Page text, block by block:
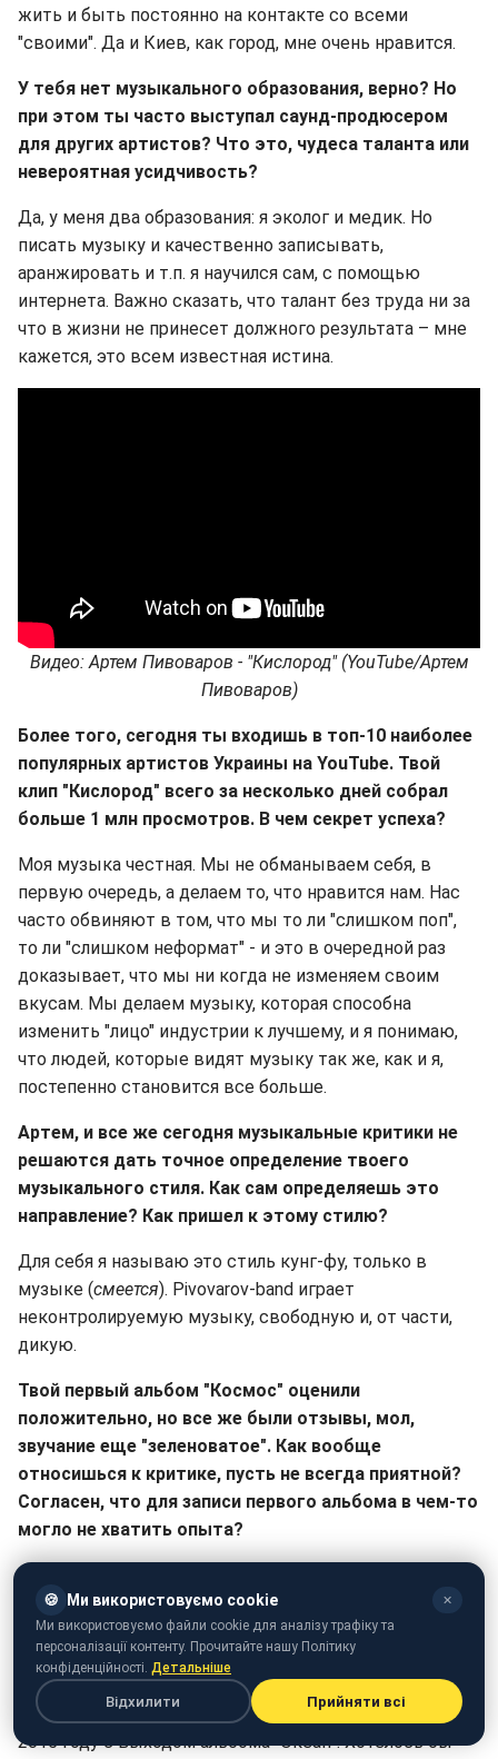
жить и быть постоянно на контакте со всеми
"своими". Да и Киев, как город, мне очень нравится.
У тебя нет музыкального образования, верно? Но
при этом ты часто выступал саунд-продюсером
для других артистов? Что это, чудеса таланта или
невероятная усидчивость?
Да, у меня два образования: я эколог и медик. Но
писать музыку и качественно записывать,
аранжировать и т.п. я научился сам, с помощью
интернета. Важно сказать, что талант без труда ни за
что в жизни не принесет должного результата – мне
кажется, это всем известная истина.
Видео: Артем Пивоваров - "Кислород" (YouTube/Артем
Пивоваров)
Более того, сегодня ты входишь в топ-10 наиболее
популярных артистов Украины на YouTubе. Твой
клип "Кислород" всего за несколько дней собрал
больше 1 млн просмотров. В чем секрет успеха?
Моя музыка честная. Мы не обманываем себя, в
первую очередь, а делаем то, что нравится нам. Нас
часто обвиняют в том, что мы то ли "слишком поп",
то ли "слишком неформат" - и это в очередной раз
доказывает, что мы ни когда не изменяем своим
вкусам. Мы делаем музыку, которая способна
изменить "лицо" индустрии к лучшему, и я понимаю,
что людей, которые видят музыку так же, как и я,
постепенно становится все больше.
Артем, и все же сегодня музыкальные критики не
решаются дать точное определение твоего
музыкального стиля. Как сам определяешь это
направление? Как пришел к этому стилю?
Для себя я называю это стиль кунг-фу, только в
музыке (смеется). Pivovarov-band играет
неконтролируемую музыку, свободную и, от части,
дикую.
Твой первый альбом "Космос" оценили
положительно, но все же были отзывы, мол,
звучание еще "зеленоватое". Как вообще
относишься к критике, пусть не всегда приятной?
Согласен, что для записи первого альбома в чем-то
могло не хватить опыта?
Начну с того, что "Космос" – это альбом проекта
ArtRey, не Артема Пивоварова. В то время я писал
песни под акустику, а все аранжировки были созданы
другими людьми, я еще не знал всех необходимых
программ, не умел пользоваться "софтом". А Артем
Пивоваров, как проект, полноценно появился уже в
2015 году с выходом альбома "Океан". Хотелось бы
🍪 Ми використовуємо cookie ✕
Ми використовуємо файли cookie для аналізу трафіку та
персоналізації контенту. Прочитайте нашу Політику
конфіденційності. Детальніше
Відхилити Прийняти всі